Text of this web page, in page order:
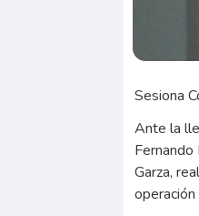
Sesiona
Ante la
Fernando
Garza,